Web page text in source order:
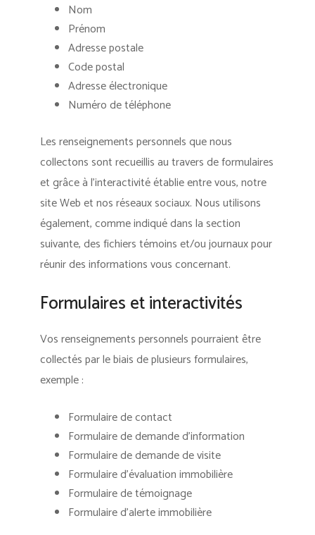
Nom
Prénom
Adresse postale
Code postal
Adresse électronique
Numéro de téléphone
Les renseignements personnels que nous
collectons sont recueillis au travers de formulaires
et grâce à l’interactivité établie entre vous, notre
site Web et nos réseaux sociaux. Nous utilisons
également, comme indiqué dans la section
suivante, des fichiers témoins et/ou journaux pour
réunir des informations vous concernant.
Formulaires et interactivités
Vos renseignements personnels pourraient être
collectés par le biais de plusieurs formulaires,
exemple :
Formulaire de contact
Formulaire de demande d’information
Formulaire de demande de visite
Formulaire d’évaluation immobilière
Formulaire de témoignage
Formulaire d’alerte immobilière